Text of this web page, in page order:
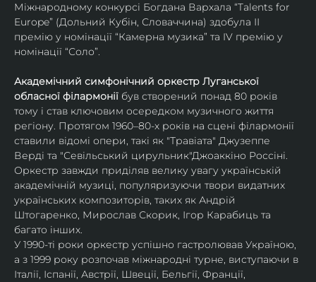
Міжнародному конкурсі Богдана Вархала “Talents for
Europe” (Дольний Кубін, Словаччина) здобула ІІ
премію у номінації “Камерна музика” та IV премію у
номінації “Соло”.
Академічний симфонічний оркестр Луганської
обласної філармонії був створений понад 80 років
тому і став ключовим осередком музичного життя
регіону. Протягом 1960–80-х років на сцені філармонії
ставили відомі опери, такі як "Травіата" Джузеппе
Верді та "Севільський цирульник"Джоаккіно Россіні.
Оркестр завжди приділяв велику увагу українській
академічній музиці, популяризуючи твори видатних
українських композиторів, таких як Андрій
Штогаренко, Мирослав Скорик, Ігор Карабиць та
багато інших.
У 1990-ті роки оркестр успішно гастролював Україною,
а з 1999 року розпочав міжнародні турне, виступаючи в
Італії, Іспанії, Австрії, Швеції, Бельгії, Франції,